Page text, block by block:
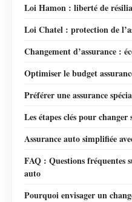
Loi Hamon : liberté de
Loi Chatel : protection de
Changement d’assurance :
Optimiser le budget
Préférer une assurance
Les étapes clés pour changer
Assurance auto simplifiée
FAQ : Questions fréquentes
auto
Pourquoi envisager un